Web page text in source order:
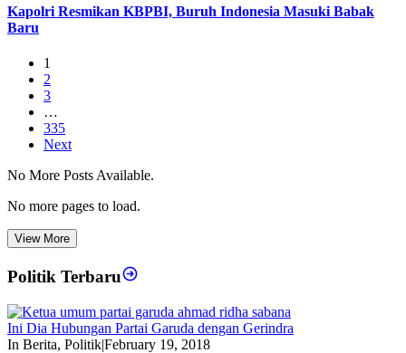
Kapolri Resmikan KBPBI, Buruh Indonesia Masuki Babak
Baru
1
2
3
…
335
Next
No More Posts Available.
No more pages to load.
View More
Politik Terbaru
Ini Dia Hubungan Partai Garuda dengan Gerindra
In Berita, Politik|February 19, 2018